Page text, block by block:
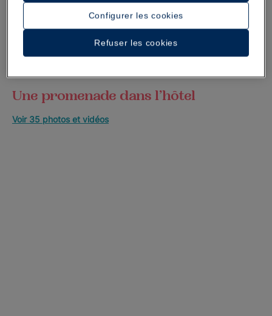
Une promenade dans l’hôtel
Voir 35 photos et vidéos
Configurer les cookies
Refuser les cookies